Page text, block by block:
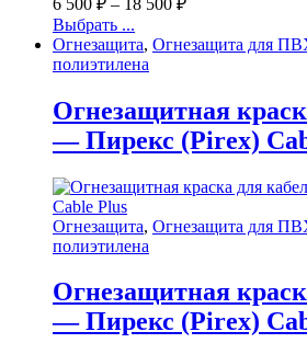
Выбрать ...
Огнезащита, Огнезащита для
полиэтилена
Огнезащитная
— Пирекс (Pirex)
Огнезащита, Огнезащита для
полиэтилена
Огнезащитная
— Пирекс (Pirex)